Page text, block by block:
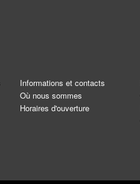
Informations et contacts
Où nous sommes
Horaires d'ouverture